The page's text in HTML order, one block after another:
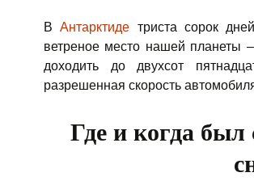
ВАнтарктиде триста сорок
ветреное место нашей планеты
доходить до двухсот
разрешенная скорость
Где и когда